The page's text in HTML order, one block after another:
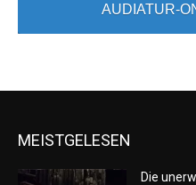
AUDIATUR-
MEISTGELESEN
Die